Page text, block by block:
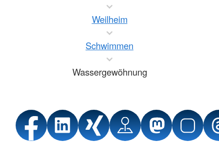
Weilheim
Schwimmen
Wassergewöhnung